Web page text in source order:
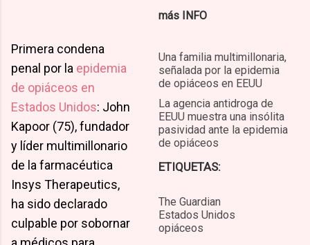
más INFO
Una familia multimillonaria,
señalada por la epidemia
de opiáceos en EEUU
La agencia antidroga de
EEUU muestra una insólita
pasividad ante la epidemia
de opiáceos
ETIQUETAS:
The Guardian
Estados Unidos
opiáceos
Primera condena
penal por la epidemia
de opiáceos en
Estados Unidos: John
Kapoor (75), fundador
y líder multimillonario
de la farmacéutica
Insys Therapeutics,
ha sido declarado
culpable por sobornar